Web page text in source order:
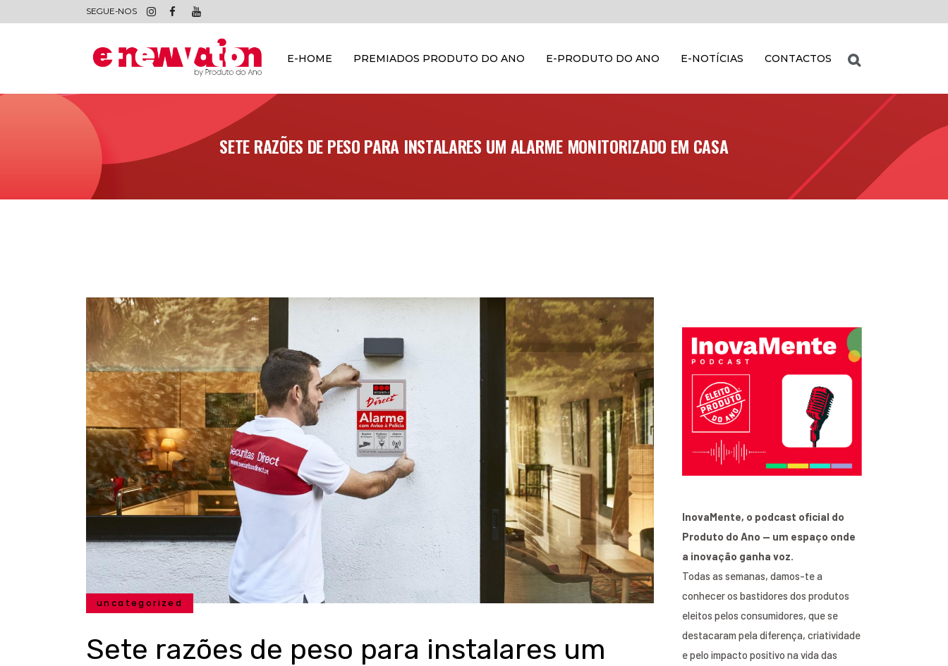
SEGUE-NOS
E-HOME PREMIADOS PRODUTO DO ANO E-PRODUTO DO ANO E-NOTÍCIAS CONTACTOS
SETE RAZÕES DE PESO PARA INSTALARES UM ALARME MONITORIZADO EM CASA
uncategorized
Sete razões de peso para instalares um
InovaMente, o podcast oficial do
Produto do Ano — um espaço onde
a inovação ganha voz.
Todas as semanas, damos-te a
conhecer os bastidores dos produtos
eleitos pelos consumidores, que se
destacaram pela diferença, criatividade
e pelo impacto positivo na vida das